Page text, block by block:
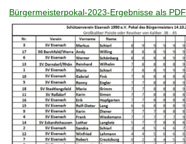
Bürgermeisterpokal-2023-Ergebnisse als PDF